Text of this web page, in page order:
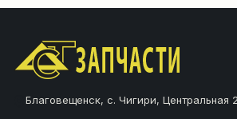
Благовещенск, с. Чигири, Центральная